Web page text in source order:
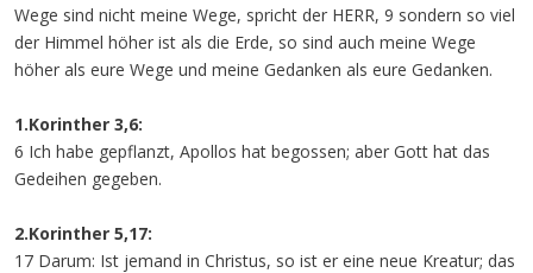
Wege sind nicht meine Wege, spricht der HERR, 9 sondern so viel
der Himmel höher ist als die Erde, so sind auch meine Wege
höher als eure Wege und meine Gedanken als eure Gedanken.
1.Korinther 3,6:
6 Ich habe gepflanzt, Apollos hat begossen; aber Gott hat das
Gedeihen gegeben.
2.Korinther 5,17:
17 Darum: Ist jemand in Christus, so ist er eine neue Kreatur; das